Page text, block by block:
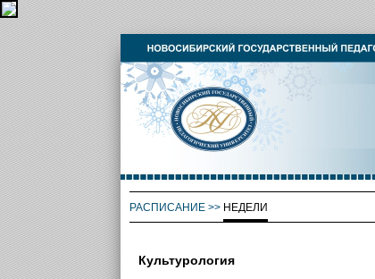
РАСПИСАНИЕ>> НЕДЕЛИ
Культурология